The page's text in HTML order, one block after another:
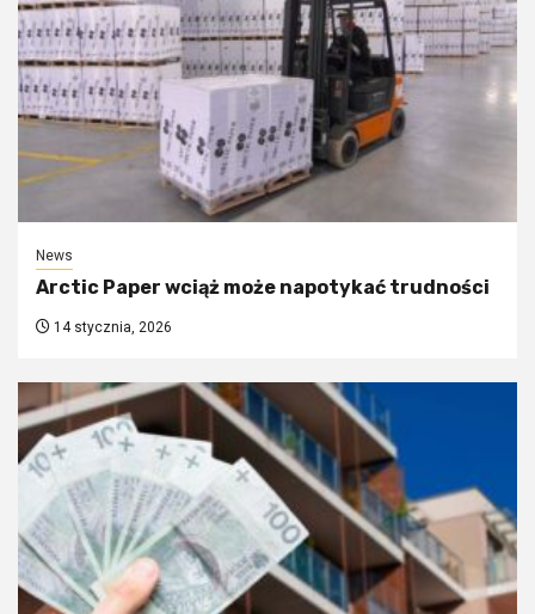
News
Arctic Paper wciąż może napotykać trudności
14 stycznia, 2026